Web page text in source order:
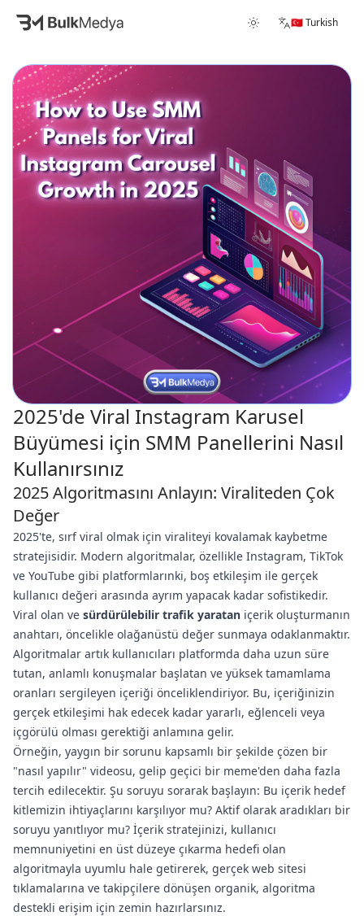
🇹🇷 Turkish
2025'de Viral Instagram Karusel
Büyümesi için SMM Panellerini Nasıl
Kullanırsınız
2025 Algoritmasını Anlayın: Viraliteden Çok
Değer
2025'te, sırf viral olmak için viraliteyi kovalamak kaybetme
stratejisidir. Modern algoritmalar, özellikle Instagram, TikTok
ve YouTube gibi platformlarınki, boş etkileşim ile gerçek
kullanıcı değeri arasında ayrım yapacak kadar sofistikedir.
Viral olan ve sürdürülebilir trafik yaratan içerik oluşturmanın
anahtarı, öncelikle olağanüstü değer sunmaya odaklanmaktır.
Algoritmalar artık kullanıcıları platformda daha uzun süre
tutan, anlamlı konuşmalar başlatan ve yüksek tamamlama
oranları sergileyen içeriği önceliklendiriyor. Bu, içeriğinizin
gerçek etkileşimi hak edecek kadar yararlı, eğlenceli veya
içgörülü olması gerektiği anlamına gelir.
Örneğin, yaygın bir sorunu kapsamlı bir şekilde çözen bir
"nasıl yapılır" videosu, gelip geçici bir meme'den daha fazla
tercih edilecektir. Şu soruyu sorarak başlayın: Bu içerik hedef
kitlemizin ihtiyaçlarını karşılıyor mu? Aktif olarak aradıkları bir
soruyu yanıtlıyor mu? İçerik stratejinizi, kullanıcı
memnuniyetini en üst düzeye çıkarma hedefi olan
algoritmayla uyumlu hale getirerek, gerçek web sitesi
tıklamalarına ve takipçilere dönüşen organik, algoritma
destekli erişim için zemin hazırlarsınız.